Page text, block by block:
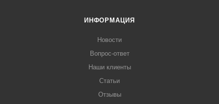
ИНФОРМАЦИЯ
Новости
Вопрос-ответ
Наши клиенты
Статьи
Отзывы